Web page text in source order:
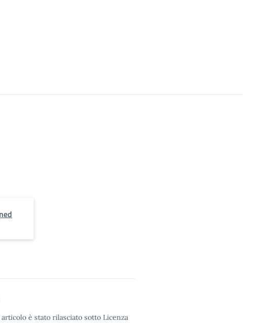
è stato rilasciato sotto Licenza